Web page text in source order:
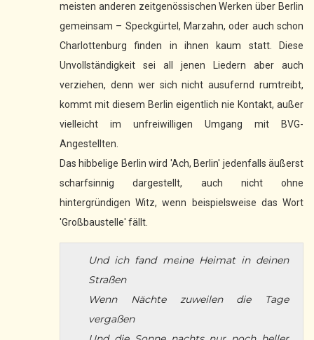
meisten anderen zeitgenössischen Werken über Berlin
gemeinsam – Speckgürtel, Marzahn, oder auch schon
Charlottenburg finden in ihnen kaum statt. Diese
Unvollständigkeit sei all jenen Liedern aber auch
verziehen, denn wer sich nicht ausufernd rumtreibt,
kommt mit diesem Berlin eigentlich nie Kontakt, außer
vielleicht im unfreiwilligen Umgang mit BVG-
Angestellten.
Das hibbelige Berlin wird 'Ach, Berlin' jedenfalls äußerst
scharfsinnig dargestellt, auch nicht ohne
hintergründigen Witz, wenn beispielsweise das Wort
'Großbaustelle' fällt.
Und ich fand meine Heimat in deinen
Straßen
Wenn Nächte zuweilen die Tage
vergaßen